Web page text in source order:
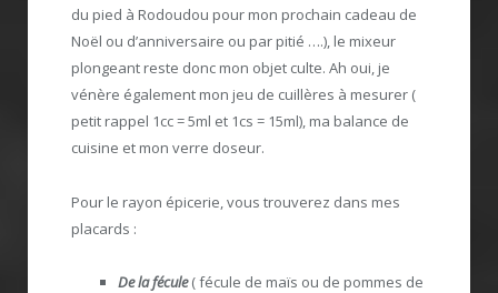
du pied à Rodoudou pour mon prochain cadeau de
Noël ou d’anniversaire ou par pitié ….), le mixeur
plongeant reste donc mon objet culte. Ah oui, je
vénère également mon jeu de cuillères à mesurer (
petit rappel 1cc = 5ml et 1cs = 15ml), ma balance de
cuisine et mon verre doseur.
Pour le rayon épicerie, vous trouverez dans mes
placards :
De la fécule( fécule de maïs ou de pommes de